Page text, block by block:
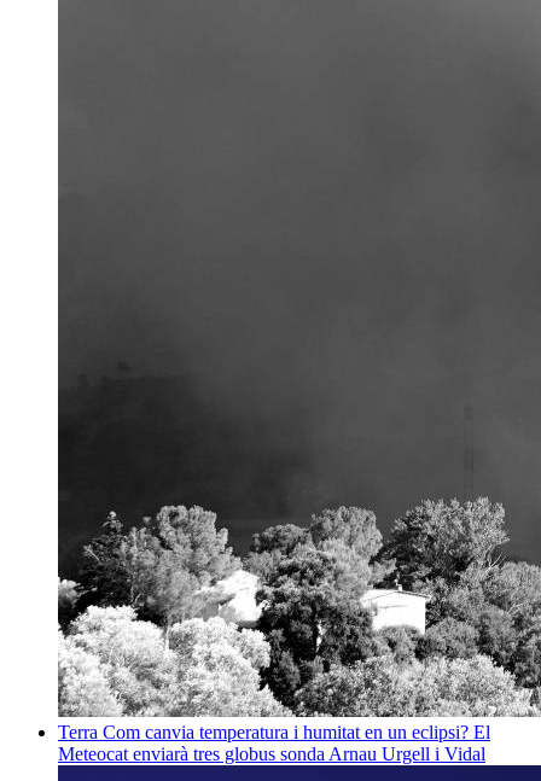
Terra Com canvia temperatura i humitat en un eclipsi? El
Meteocat enviarà tres globus sonda Arnau Urgell i Vidal